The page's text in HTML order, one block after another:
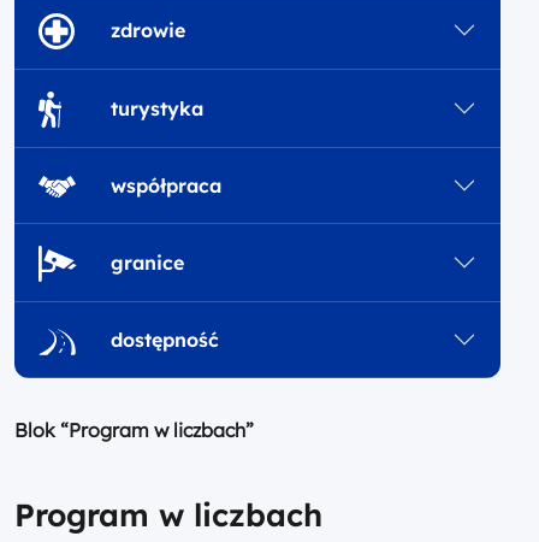
zdrowie
turystyka
współpraca
granice
dostępność
Blok “Program w liczbach”
Program w liczbach